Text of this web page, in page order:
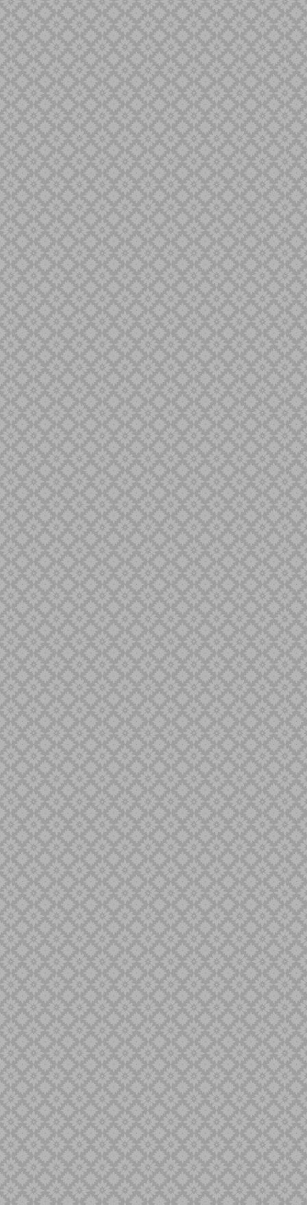
Naga Liman
Naga Liong
Naga SIluman
Pandawa
Panimbal
Panji Pengantin
Parungsari
Pasopati
Pulanggeni
Putut
Sabuk Inten
Sempana
Sengkelat
Sepang
Singa Barong
Sold Out
Spaner
Tilam Sari
Tilam Upih